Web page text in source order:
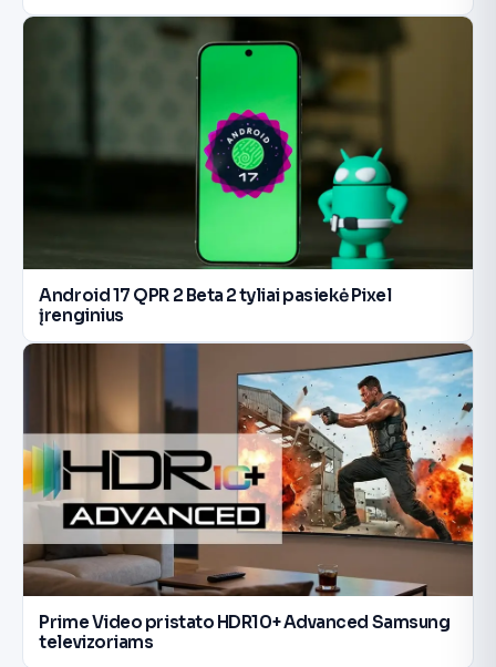
Android 17 QPR 2 Beta 2 tyliai pasiekė Pixel
įrenginius
Prime Video pristato HDR10+ Advanced Samsung
televizoriams